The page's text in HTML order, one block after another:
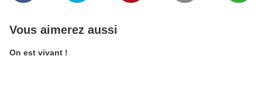
Vous aimerez aussi
On est vivant !